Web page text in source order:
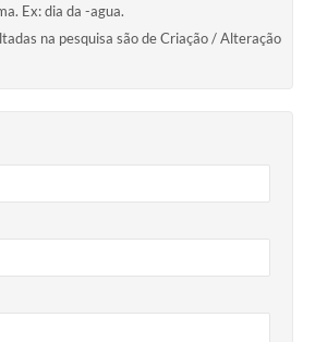
Ex: dia da -agua.
na pesquisa são de Criação / Alteração